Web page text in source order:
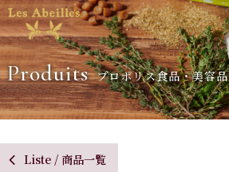
Produits プロポリス食品・美容品
Liste / 商品一覧